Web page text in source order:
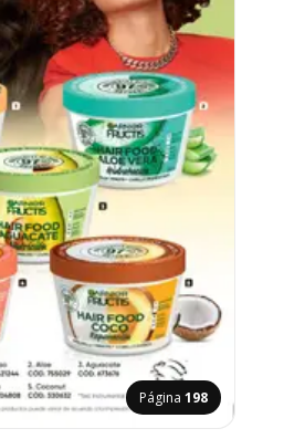
Página 198